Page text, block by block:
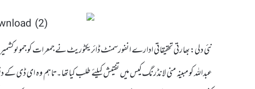
نئی دلی: بھارتی تحقیقاتی ادارے انفورسمنٹ ڈائریکٹوریٹ نے جمعرات کو
عبداللہ کو مبینہ منی لانڈرنگ کیس میں تفتیش کیلئے طلب کیا تھا۔تاہم وہ ای ڈی